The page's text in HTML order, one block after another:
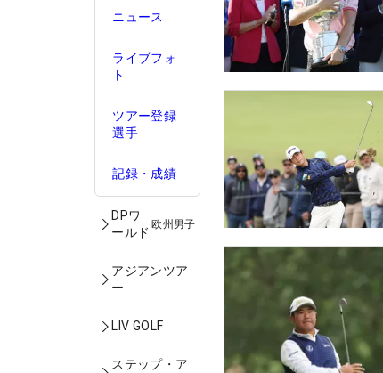
ニュース
ライブフォ
ト
ツアー登録
選手
記録・成績
DPワ
ールド
欧州男子
アジアンツア
ー
LIV GOLF
ステップ・ア